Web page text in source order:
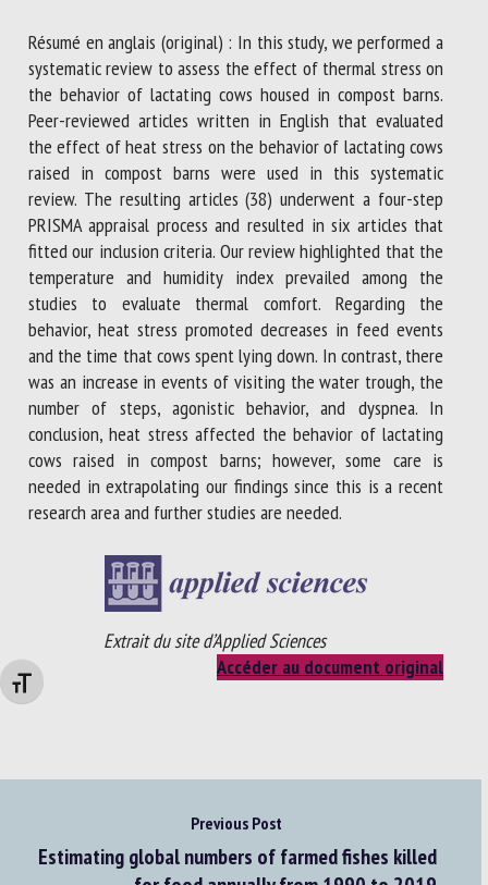
Changer la taille de la police
Résumé en anglais (original) : In this study, we performed a
systematic review to assess the effect of thermal stress on
the behavior of lactating cows housed in compost barns.
Peer-reviewed articles written in English that evaluated
the effect of heat stress on the behavior of lactating cows
raised in compost barns were used in this systematic
review. The resulting articles (38) underwent a four-step
PRISMA appraisal process and resulted in six articles that
fitted our inclusion criteria. Our review highlighted that the
temperature and humidity index prevailed among the
studies to evaluate thermal comfort. Regarding the
behavior, heat stress promoted decreases in feed events
and the time that cows spent lying down. In contrast, there
was an increase in events of visiting the water trough, the
number of steps, agonistic behavior, and dyspnea. In
conclusion, heat stress affected the behavior of lactating
cows raised in compost barns; however, some care is
needed in extrapolating our findings since this is a recent
research area and further studies are needed.
Extrait du site d’Applied Sciences
Accéder au document original
Previous Post
Estimating global numbers of farmed fishes killed